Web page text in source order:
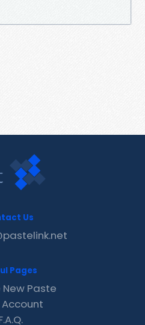
Us
Pages
Paste
Account